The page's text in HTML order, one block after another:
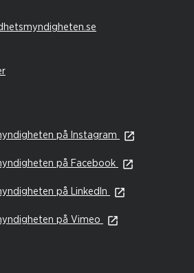
på Instagram
på Facebook
på LinkedIn
på Vimeo